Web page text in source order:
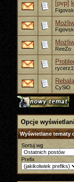
[pvp]
ReeZo
CySiO
Opcje
Wyświetlane tematy
Sortuj wg
Prefix